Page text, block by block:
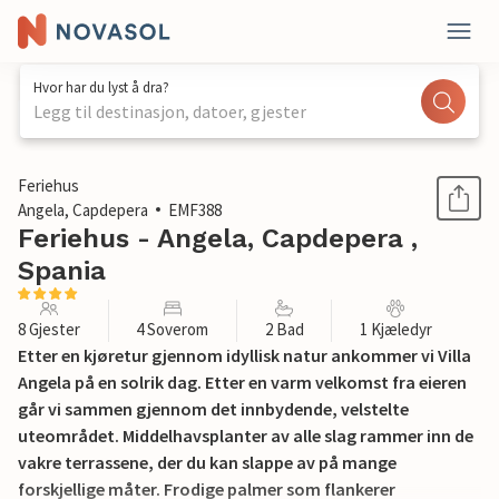
Hvor har du lyst å dra?
Legg til destinasjon, datoer, gjester
1 / 52
Feriehus
Angela, Capdepera
EMF388
Feriehus - Angela, Capdepera ,
Spania
8 Gjester 4 Soverom 2 Bad 1 Kjæledyr
Etter en kjøretur gjennom idyllisk natur ankommer vi Villa
Angela på en solrik dag. Etter en varm velkomst fra eieren
går vi sammen gjennom det innbydende, velstelte
uteområdet. Middelhavsplanter av alle slag rammer inn de
vakre terrassene, der du kan slappe av på mange
forskjellige måter. Frodige palmer som flankerer